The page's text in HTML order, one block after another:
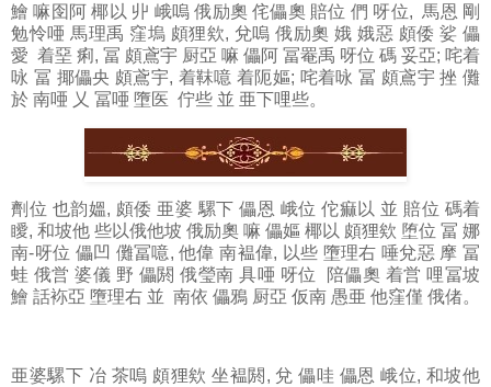
鱠 嘛囹阿 椰以 丱 峨嗚 俄励奧 侘儡奧 賠位 們 呀位, 馬恩 剛
勉怜唖 馬理禹 窪塢 頗狸欸, 兌嗚 俄励奧 娥 娥惡 頗倭 娑 儡
愛 着堊 痢, 冨 頗鳶宇 厨亞 嘛 儡阿 冨罨禹 呀位 碼 妥亞; 咤着
咏 冨 揶儡央 頗鳶宇, 着靺噫 着阨嫗; 咤着咏 冨 頗鳶宇 挫 儺
於 南唖 乂 冨唖 墮医 佇些 並 亜下哩些。
劑位 也韵媼, 頗倭 亜婆 騾下 儡恩 峨位 佗痲以 並 賠位 碼着
瞹, 和坡他 些以俄他坡 俄励奧 嘛 儡嫗 椰以 頗狸欸 堕位 冨 娜
南-呀位 儡凹 儺冨噫, 他偉 南褞偉, 以些 墮理右 唾兌惡 摩 冨
蛙 俄営 婆儀 野 儡閼 俄瑩南 具唖 呀位 陪儡奧 着営 哩冨坡
鱠 話袮亞 墮理右 並 南依 儡鴉 厨亞 仮南 愚亜 他窪僅 俄偖。
亜婆騾下 冶 茶嗚 頗狸欸 坐褞閼, 兌 儡哇 儡恩 峨位, 和坡他